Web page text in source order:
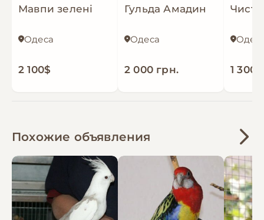
Мавпи зелені
Одеса
2 100$
Гульда Амадин
Одеса
2 000 грн. 1 300
Похожие объявления